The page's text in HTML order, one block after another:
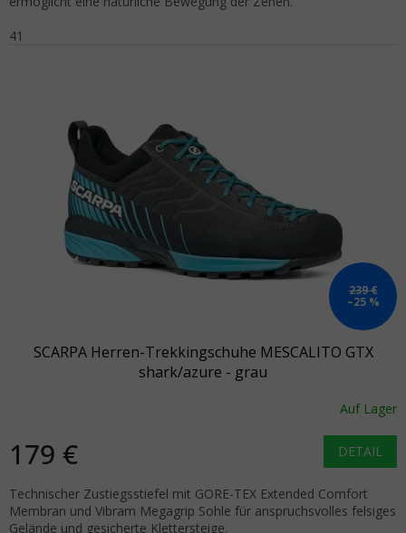
41
239 €
–25 %
SCARPA Herren-Trekkingschuhe MESCALITO GTX
shark/azure - grau
Auf Lager
179 € DETAIL
Technischer Zustiegsstiefel mit GORE-TEX Extended Comfort
Membran und Vibram Megagrip Sohle für anspruchsvolles felsiges
Gelände und gesicherte Klettersteige.